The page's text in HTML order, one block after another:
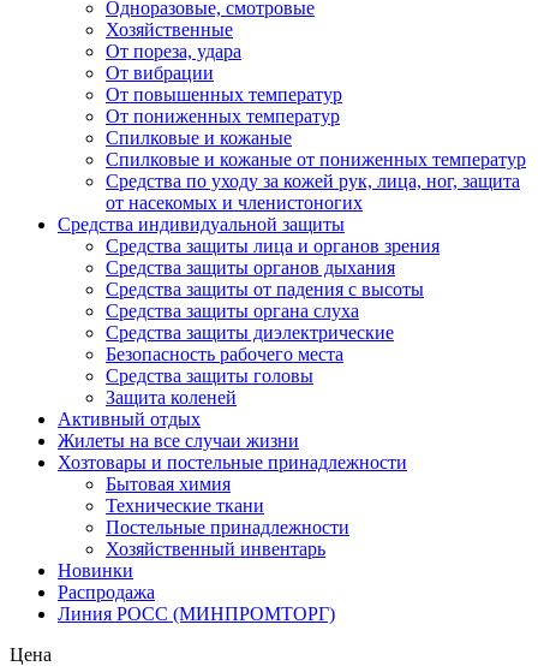
Одноразовые, смотровые
Хозяйственные
От пореза, удара
От вибрации
От повышенных температур
От пониженных температур
Спилковые и кожаные
Спилковые и кожаные от пониженных температур
Средства по уходу за кожей рук, лица, ног, защита
от насекомых и членистоногих
Средства индивидуальной защиты
Средства защиты лица и органов зрения
Средства защиты органов дыхания
Средства защиты от падения с высоты
Средства защиты органа слуха
Средства защиты диэлектрические
Безопасность рабочего места
Средства защиты головы
Защита коленей
Активный отдых
Жилеты на все случаи жизни
Хозтовары и постельные принадлежности
Бытовая химия
Технические ткани
Постельные принадлежности
Хозяйственный инвентарь
Новинки
Распродажа
Линия РОСС (МИНПРОМТОРГ)
Цена